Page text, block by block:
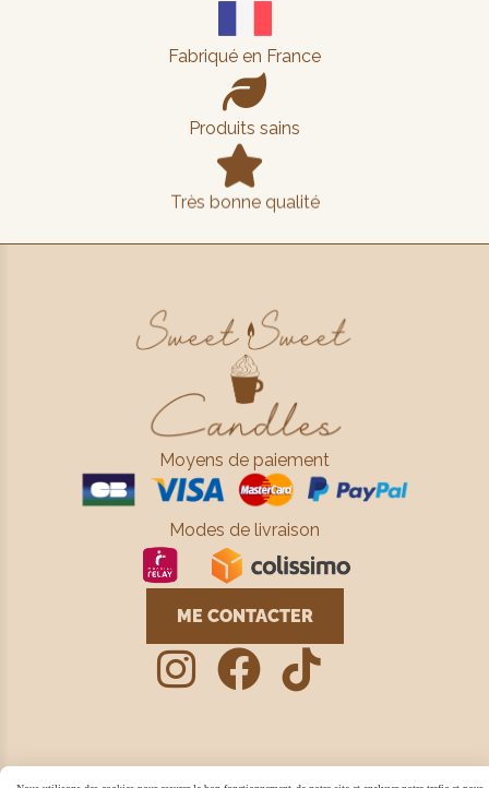
Fabriqué en France

Produits sains

Très bonne qualité
Moyens de paiement
Modes de livraison
ME CONTACTER
  
Mentions Légales Conditions générales de vente